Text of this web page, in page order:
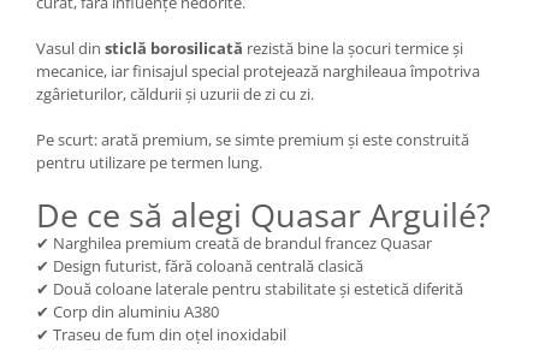
Vasul din sticlă borosilicată rezistă bine la șocuri termice și
mecanice, iar finisajul special protejează narghileaua împotriva
zgârieturilor, căldurii și uzurii de zi cu zi.
Pe scurt: arată premium, se simte premium și este construită
pentru utilizare pe termen lung.
De ce să alegi Quasar Arguilé?
✔ Narghilea premium creată de brandul francez Quasar
✔ Design futurist, fără coloană centrală clasică
✔ Două coloane laterale pentru stabilitate și estetică diferită
✔ Corp din aluminiu A380
✔ Traseu de fum din oțel inoxidabil